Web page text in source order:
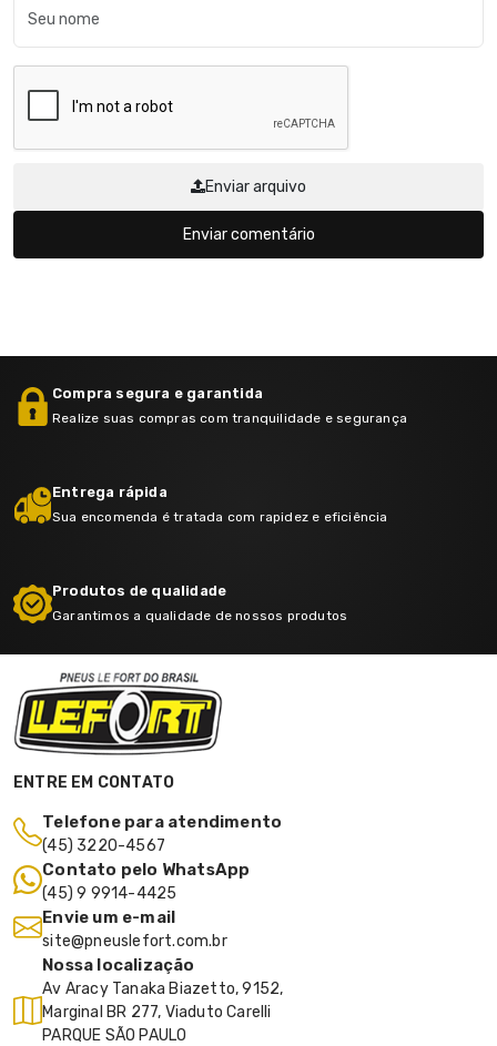
Enviar arquivo
Enviar comentário
Compra segura e garantida
Realize suas compras com tranquilidade e segurança
Entrega rápida
Sua encomenda é tratada com rapidez e eficiência
Produtos de qualidade
Garantimos a qualidade de nossos produtos
ENTRE EM CONTATO
Telefone para atendimento
(45) 3220-4567
Contato pelo WhatsApp
(45) 9 9914-4425
Envie um e-mail
site@pneuslefort.com.br
Nossa localização
Av Aracy Tanaka Biazetto, 9152,
Marginal BR 277, Viaduto Carelli
PARQUE SÃO PAULO